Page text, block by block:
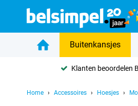
Buitenkansjes
Klanten beoordelen
Home Accessoires Hoesjes